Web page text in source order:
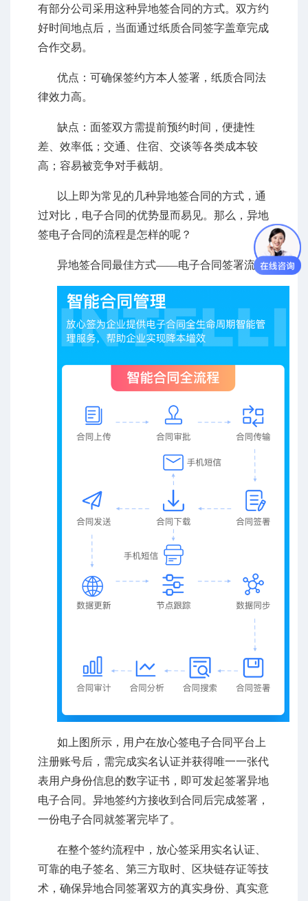
有部分公司采用这种异地签合同的方式。双方约
好时间地点后，当面通过纸质合同签字盖章完成
合作交易。
优点：可确保签约方本人签署，纸质合同法
律效力高。
缺点：面签双方需提前预约时间，便捷性
差、效率低；交通、住宿、交谈等各类成本较
高；容易被竞争对手截胡。
以上即为常见的几种异地签合同的方式，通
过对比，电子合同的优势显而易见。那么，异地
签电子合同的流程是怎样的呢？
异地签合同最佳方式——电子合同签署流程
如上图所示，用户在放心签电子合同平台上
注册账号后，需完成实名认证并获得唯一一张代
表用户身份信息的数字证书，即可发起签署异地
电子合同。异地签约方接收到合同后完成签署，
一份电子合同就签署完毕了。
在整个签约流程中，放心签采用实名认证、
可靠的电子签名、第三方取时、区块链存证等技
术，确保异地合同签署双方的真实身份、真实意